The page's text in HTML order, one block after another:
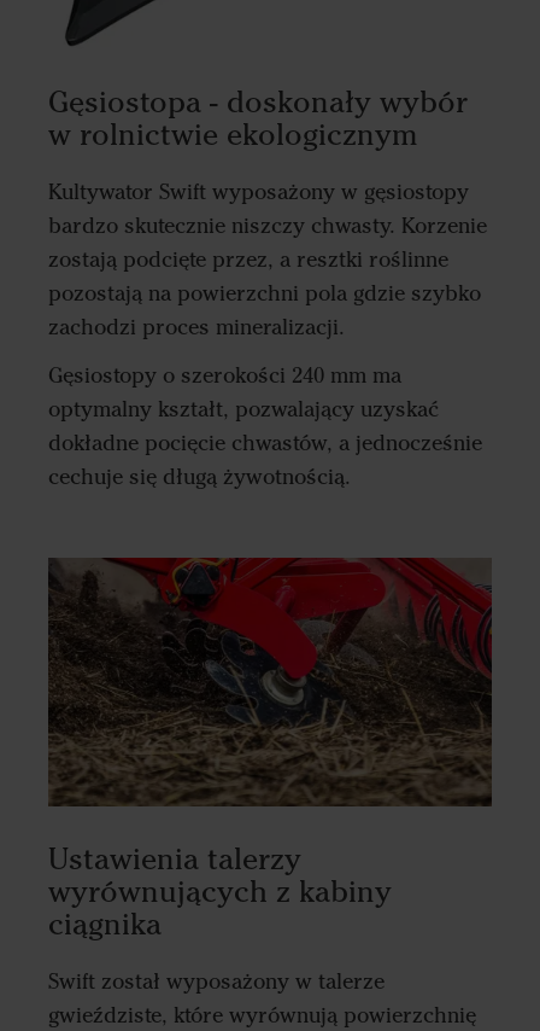
Gęsiostopa - doskonały wybór
w rolnictwie ekologicznym
Kultywator Swift wyposażony w gęsiostopy
bardzo skutecznie niszczy chwasty. Korzenie
zostają podcięte przez, a resztki roślinne
pozostają na powierzchni pola gdzie szybko
zachodzi proces mineralizacji.
Gęsiostopy o szerokości 240 mm ma
optymalny kształt, pozwalający uzyskać
dokładne pocięcie chwastów, a jednocześnie
cechuje się długą żywotnością.
Ustawienia talerzy
wyrównujących z kabiny
ciągnika
Swift został wyposażony w talerze
gwieździste, które wyrównują powierzchnię